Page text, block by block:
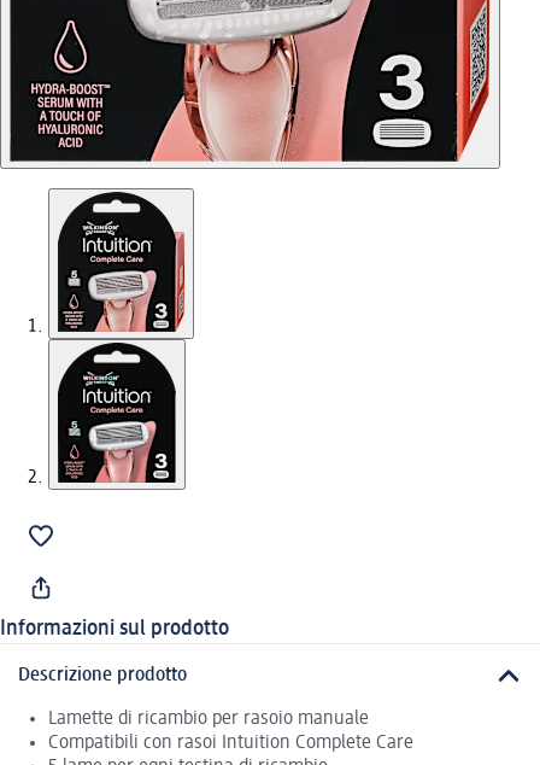
Informazioni sul prodotto
Descrizione prodotto
Lamette di ricambio per rasoio manuale
Compatibili con rasoi Intuition Complete Care